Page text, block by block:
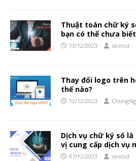
Thuật toán chữ ký
bạn có thể chưa biết
13/12/2023 seotsd
Thay đổi logo trên
thế nào?
12/12/2023
Dịch vụ chữ ký số
vị cung cấp dịch vụ
07/12/2023 seotsd